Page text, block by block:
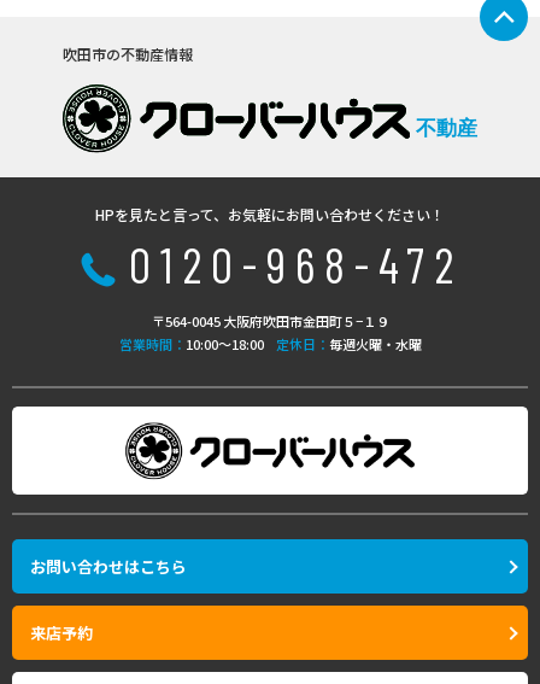
吹田市の不動産情報
不動産
HPを見たと言って、お気軽にお問い合わせください！
0120-968-472
〒564-0045 大阪府吹田市金田町５−１９
営業時間： 10:00〜18:00 定休日： 毎週火曜・水曜
お問い合わせはこちら
来店予約